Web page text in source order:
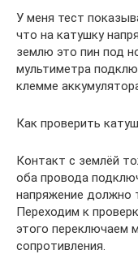
У меня тест
что на катушку
землю это пин под
мультиметра
клемме
Как проверить
Контакт с землёй
оба провода
напряжение должно
Переходим к
этого переключаем
сопротивления.